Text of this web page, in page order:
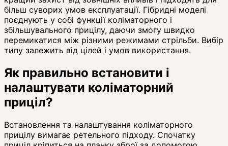
більш суворих умов експлуатації. Гібридні моделі
поєднують у собі функції коліматорного і
збільшувального прицілу, даючи змогу швидко
перемикатися між різними режимами стрільби. Вибір
типу залежить від цілей і умов використання.
Як правильно встановити і
налаштувати коліматорний
приціл?
Встановлення та налаштування коліматорного
прицілу вимагає ретельного підходу. Спочатку